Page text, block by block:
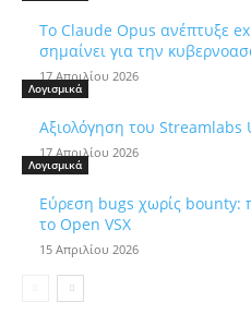
Το Claude Opus ανέπτυξε
σημαίνει για την
17 Απριλίου 2026
Λογισμικά
Αξιολόγηση του Streamlabs
17 Απριλίου 2026
Λογισμικά
Εύρεση bugs χωρίς bounty:
το Open VSX
15 Απριλίου 2026